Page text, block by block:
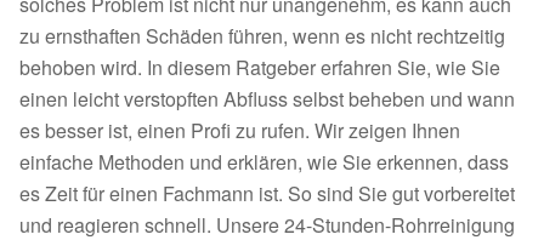
zu ernsthaften Schäden führen, wenn es nicht rechtzeitig
behoben wird. In diesem Ratgeber erfahren Sie, wie Sie
einen leicht verstopften Abfluss selbst beheben und wann
es besser ist, einen Profi zu rufen. Wir zeigen Ihnen
einfache Methoden und erklären, wie Sie erkennen, dass
es Zeit für einen Fachmann ist. So sind Sie gut vorbereitet
und reagieren schnell. Unsere 24-Stunden-Rohrreinigung